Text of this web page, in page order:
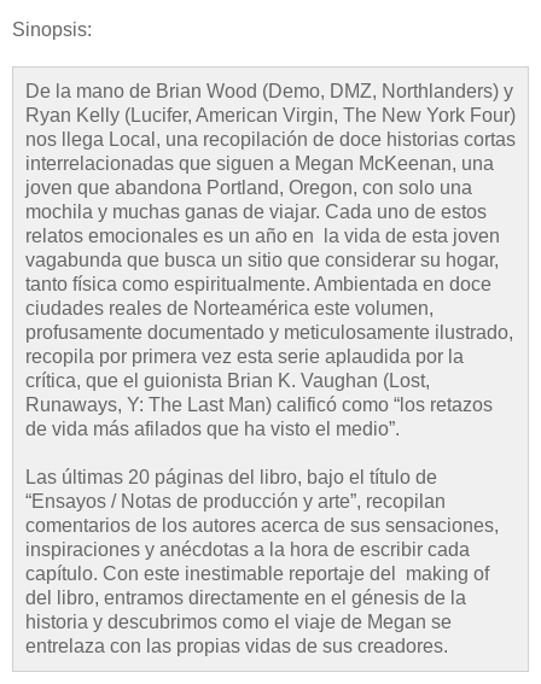
Sinopsis:
De la mano de Brian Wood (Demo, DMZ, Northlanders) y
Ryan Kelly (Lucifer, American Virgin, The New York Four)
nos llega Local, una recopilación de doce historias cortas
interrelacionadas que siguen a Megan McKeenan, una
joven que abandona Portland, Oregon, con solo una
mochila y muchas ganas de viajar. Cada uno de estos
relatos emocionales es un año en la vida de esta joven
vagabunda que busca un sitio que considerar su hogar,
tanto física como espiritualmente. Ambientada en doce
ciudades reales de Norteamérica este volumen,
profusamente documentado y meticulosamente ilustrado,
recopila por primera vez esta serie aplaudida por la
crítica, que el guionista Brian K. Vaughan (Lost,
Runaways, Y: The Last Man) calificó como “los retazos
de vida más afilados que ha visto el medio”.
Las últimas 20 páginas del libro, bajo el título de
“Ensayos / Notas de producción y arte”, recopilan
comentarios de los autores acerca de sus sensaciones,
inspiraciones y anécdotas a la hora de escribir cada
capítulo. Con este inestimable reportaje del making of
del libro, entramos directamente en el génesis de la
historia y descubrimos como el viaje de Megan se
entrelaza con las propias vidas de sus creadores.